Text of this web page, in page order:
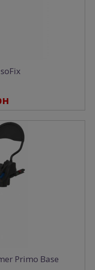
Primo Base